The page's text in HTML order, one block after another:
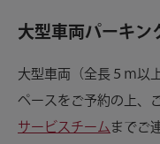
大型車両パーキン
大型車両（全長５ｍ以
ペースをご予約の上、
サービスチームまでご